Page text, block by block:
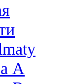
A